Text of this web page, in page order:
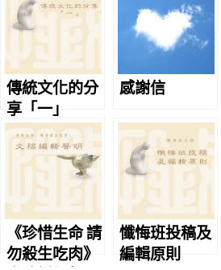
傳統文化的分
享「一」
感謝信
《珍惜生命 請
勿殺生吃肉》
懺悔班投稿及
編輯原則